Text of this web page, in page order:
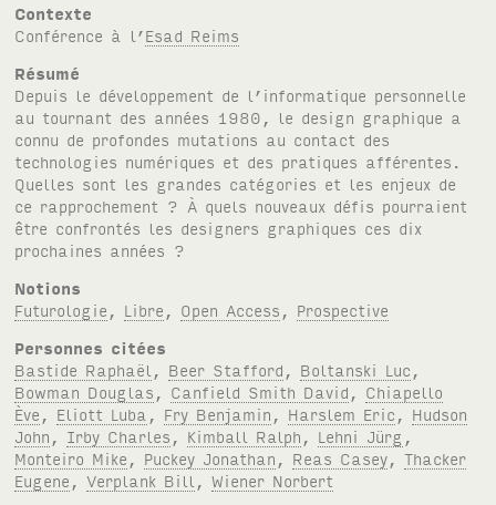
Contexte
Conférence à l’Esad Reims
Résumé
Depuis le développement de l’informatique personnelle
au tournant des années 1980, le design graphique a
connu de profondes mutations au contact des
technologies numériques et des pratiques afférentes.
Quelles sont les grandes catégories et les enjeux de
ce rapprochement ? À quels nouveaux défis pourraient
être confrontés les designers graphiques ces dix
prochaines années ?
Notions
Futurologie
Libre Open Access
Prospective
Personnes citées
Bastide Raphaël
Beer Stafford Boltanski Luc
Bowman Douglas
Canfield Smith David
Chiapello
Ève
Eliott Luba Fry Benjamin Harslem Eric
Hudson
John
Irby Charles Kimball Ralph Lehni Jürg
Monteiro Mike
Puckey Jonathan Reas Casey ,Thacker
Eugene ,Verplank Bill ,Wiener Norbert